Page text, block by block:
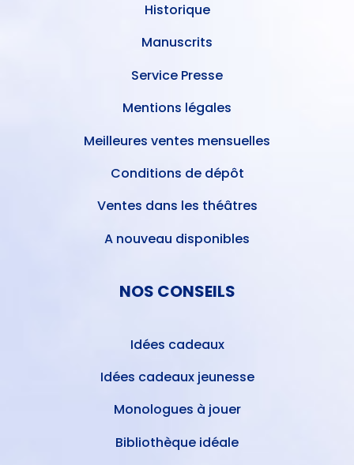
Historique
Manuscrits
Service Presse
Mentions légales
Meilleures ventes mensuelles
Conditions de dépôt
Ventes dans les théâtres
A nouveau disponibles
NOS CONSEILS
Idées cadeaux
Idées cadeaux jeunesse
Monologues à jouer
Bibliothèque idéale